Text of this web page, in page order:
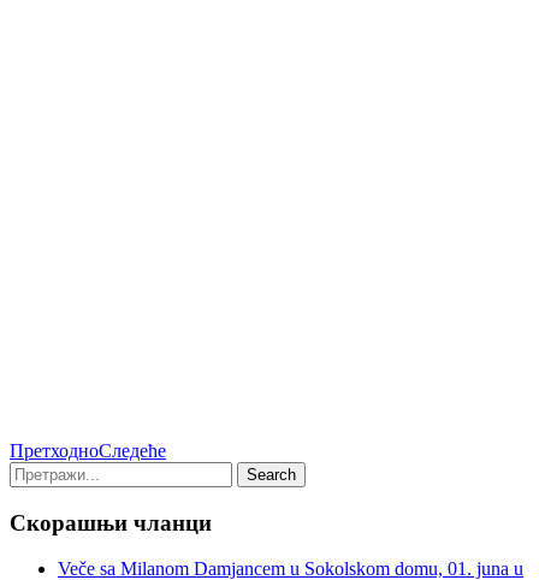
ПретходноСледеће
Скорашњи чланци
Veče sa Milanom Damjancem u Sokolskom domu, 01. juna u